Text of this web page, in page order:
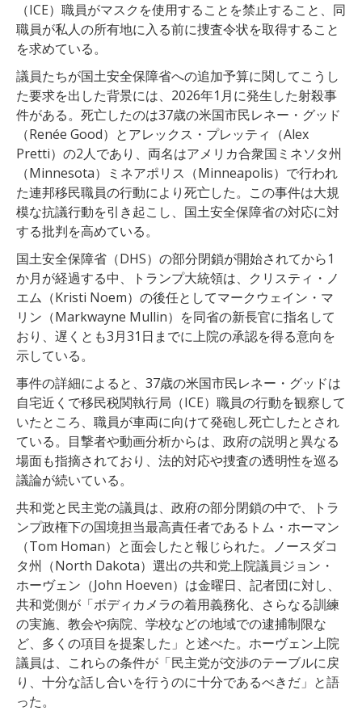
（ICE）職員がマスクを使用することを禁止すること、同
職員が私人の所有地に入る前に捜査令状を取得すること
を求めている。
議員たちが国土安全保障省への追加予算に関してこうし
た要求を出した背景には、2026年1月に発生した射殺事
件がある。死亡したのは37歳の米国市民レネー・グッド
（Renée Good）とアレックス・プレッティ（Alex
Pretti）の2人であり、両名はアメリカ合衆国ミネソタ州
（Minnesota）ミネアポリス（Minneapolis）で行われ
た連邦移民職員の行動により死亡した。この事件は大規
模な抗議行動を引き起こし、国土安全保障省の対応に対
する批判を高めている。
国土安全保障省（DHS）の部分閉鎖が開始されてから1
か月が経過する中、トランプ大統領は、クリスティ・ノ
エム（Kristi Noem）の後任としてマークウェイン・マ
リン（Markwayne Mullin）を同省の新長官に指名して
おり、遅くとも3月31日までに上院の承認を得る意向を
示している。
事件の詳細によると、37歳の米国市民レネー・グッドは
自宅近くで移民税関執行局（ICE）職員の行動を観察して
いたところ、職員が車両に向けて発砲し死亡したとされ
ている。目撃者や動画分析からは、政府の説明と異なる
場面も指摘されており、法的対応や捜査の透明性を巡る
議論が続いている。
共和党と民主党の議員は、政府の部分閉鎖の中で、トラ
ンプ政権下の国境担当最高責任者であるトム・ホーマン
（Tom Homan）と面会したと報じられた。ノースダコ
タ州（North Dakota）選出の共和党上院議員ジョン・
ホーヴェン（John Hoeven）は金曜日、記者団に対し、
共和党側が「ボディカメラの着用義務化、さらなる訓練
の実施、教会や病院、学校などの地域での逮捕制限な
ど、多くの項目を提案した」と述べた。ホーヴェン上院
議員は、これらの条件が「民主党が交渉のテーブルに戻
り、十分な話し合いを行うのに十分であるべきだ」と語
った。